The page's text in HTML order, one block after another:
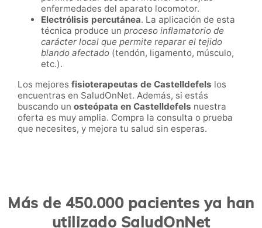
enfermedades del aparato locomotor.
Electrólisis percutánea. La aplicación de esta
técnica produce un proceso inflamatorio de
carácter local que permite reparar el tejido
blando afectado (tendón, ligamento, músculo,
etc.).
Los mejores fisioterapeutas de Castelldefels los
encuentras en SaludOnNet. Además, si estás
buscando un osteópata en Castelldefels nuestra
oferta es muy amplia. Compra la consulta o prueba
que necesites, y mejora tu salud sin esperas.
Más de 450.000 pacientes ya han
utilizado SaludOnNet